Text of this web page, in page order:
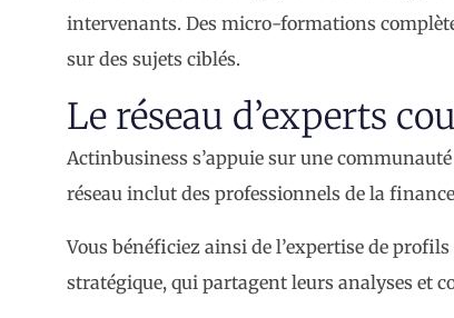
intervenants. Des micro-formations
sur des sujets ciblés.
Le réseau d’experts
Actinbusiness s’appuie sur une
réseau inclut des professionnels de la
Vous bénéficiez ainsi de l’expertise de
stratégique, qui partagent leurs analyses et